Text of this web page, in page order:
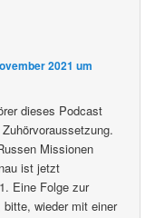
2021 um
dieses Podcast
Missionen
ist jetzt
Eine Folge zur
wieder mit einer